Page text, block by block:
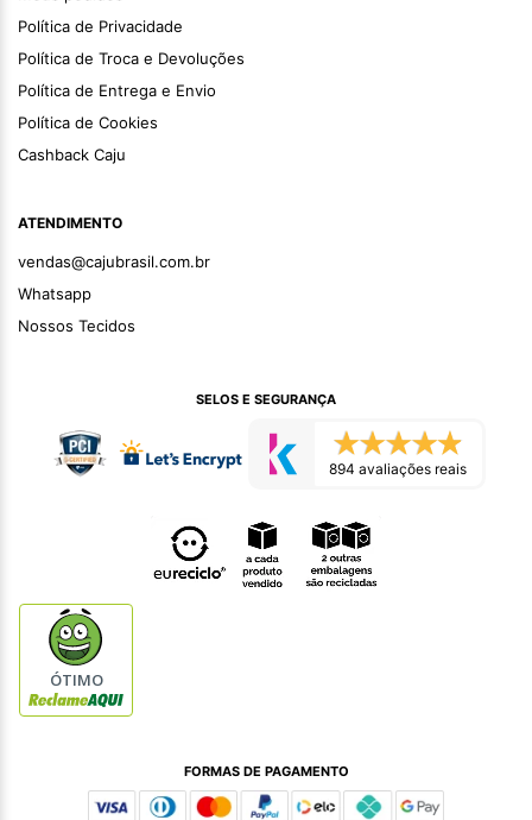
Política de Privacidade
Política de Troca e Devoluções
Política de Entrega e Envio
Política de Cookies
Cashback Caju
ATENDIMENTO
vendas@cajubrasil.com.br
Whatsapp
Nossos Tecidos
SELOS E SEGURANÇA
894 avaliações reais
ÓTIMO
FORMAS DE PAGAMENTO